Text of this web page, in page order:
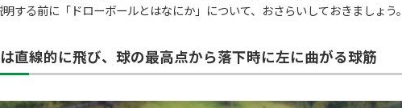
明する前に「ドローボールとはなにか」について、おさらいしておきましょう。
直線的に飛び、球の最高点から落下時に左に曲がる球筋